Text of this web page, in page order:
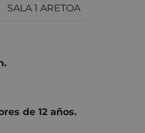
SALA 1 ARETOA
de 12 años.